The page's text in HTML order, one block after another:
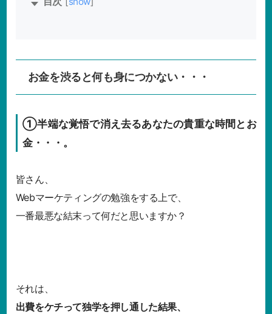
お金を渋ると何も身につかない・・・
①半端な覚悟で消え去るあなたの貴重な時間とお
金・・・。
皆さん、
Webマーケティングの勉強をする上で、
一番最悪な結末って何だと思いますか？
それは、
出費をケチって独学を押し通した結果、